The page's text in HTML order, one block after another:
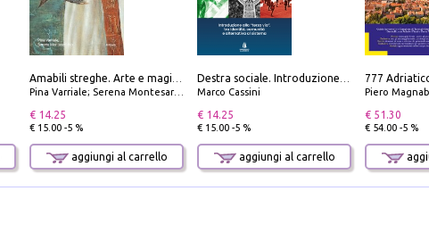
Amabili streghe. Arte e magie di Leonora Carrington e Remedios Varo
Pina Varriale; Serena Montesarchio
€ 14.25
€ 15.00 -5 %
aggiungi al carrello
Destra sociale. Introduzione alla «terza via», tra identità, comunità e alternativa al sistema
Marco Cassini
€ 14.25
€ 15.00 -5 %
aggiungi al carrello
Piero Magnabosco;
€ 51.30
€ 54.00 -5 %